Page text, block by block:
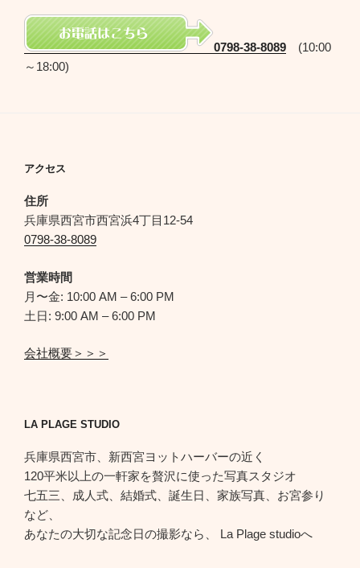
0798-38-8089 (10:00
～18:00)
アクセス
住所
兵庫県西宮市西宮浜4丁目12-54
0798-38-8089
営業時間
月〜金: 10:00 AM – 6:00 PM
土日: 9:00 AM – 6:00 PM
会社概要＞＞＞
LA PLAGE STUDIO
兵庫県西宮市、新西宮ヨットハーバーの近く
120平米以上の一軒家を贅沢に使った写真スタジオ
七五三、成人式、結婚式、誕生日、家族写真、お宮参り
など、
あなたの大切な記念日の撮影なら、 La Plage studioへ